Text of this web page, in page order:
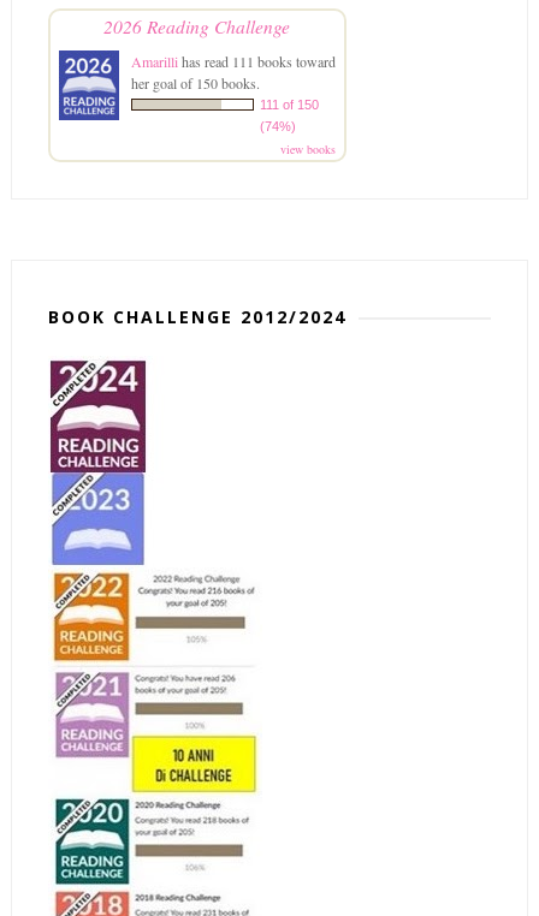
2026 Reading Challenge
Amarillihas read 111 books toward
her goal of 150 books.
111 of 150
(74%)
view books
BOOK CHALLENGE 2012/2024